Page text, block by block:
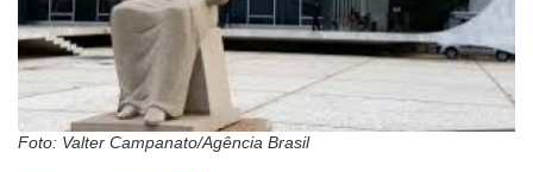
Foto: Valter Campanato/Agência Brasil